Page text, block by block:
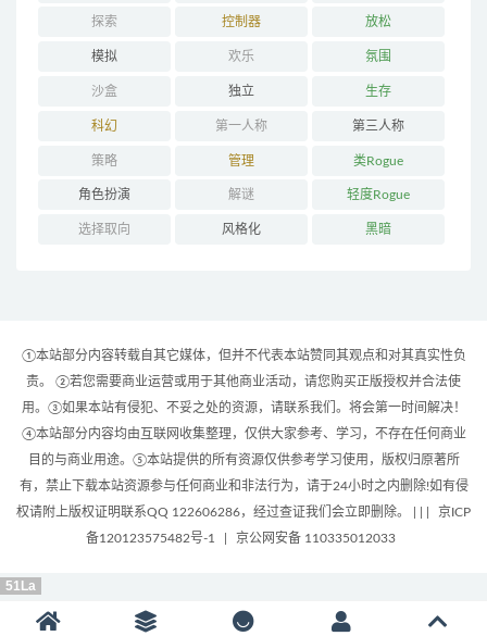
探索 控制器 放松
模拟 欢乐 氛围
沙盒 独立 生存
科幻 第一人称 第三人称
策略 管理 类Rogue
角色扮演 解谜 轻度Rogue
选择取向 风格化 黑暗
①本站部分内容转载自其它媒体，但并不代表本站赞同其观点和对其真实性负
责。 ②若您需要商业运营或用于其他商业活动，请您购买正版授权并合法使
用。③如果本站有侵犯、不妥之处的资源，请联系我们。将会第一时间解决！
④本站部分内容均由互联网收集整理，仅供大家参考、学习，不存在任何商业
目的与商业用途。⑤本站提供的所有资源仅供参考学习使用，版权归原著所
有，禁止下载本站资源参与任何商业和非法行为，请于24小时之内删除!如有侵
权请附上版权证明联系QQ 122606286，经过查证我们会立即删除。 | |
京ICP
备120123575482号-1
京公网安备 110335012033
51La